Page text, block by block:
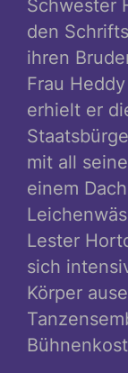
Schwester
den
ihren
Frau
erhielt er
mit all
einem
Lester
sich
Körper